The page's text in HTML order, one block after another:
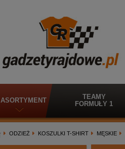
ASORTYMENT
TEAMY
FORMUŁY 1
ODZIEŻ KOSZULKI T-SHIRT MĘSKIE